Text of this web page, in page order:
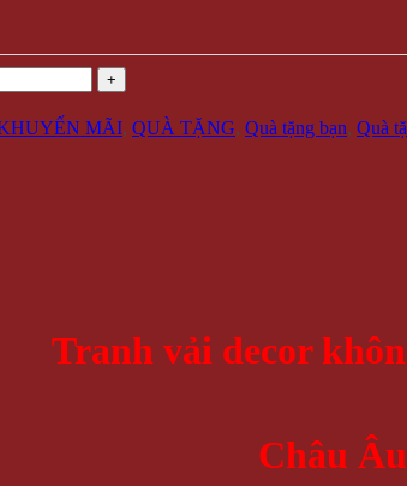
MÃI, QUÀ TẶNG, Quà tặng bạn, Quà
Tranh vải decor
Châu